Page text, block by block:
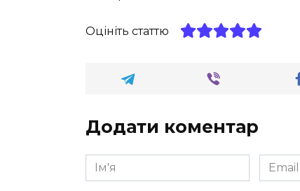
Оцініть статтю
Додати коментар
Ім'я
*
Email
*